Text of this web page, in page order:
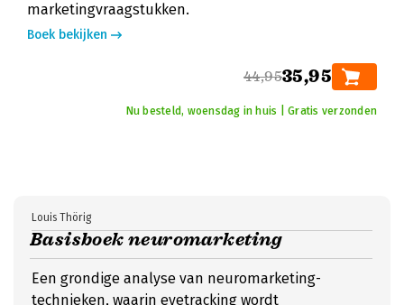
marketingvraagstukken.
Boek bekijken
44,9535,95
Nu besteld, woensdag in huis | Gratis verzonden
Basisboek neuromarketing
Louis Thörig
Een grondige analyse van neuromarketing-
technieken, waarin eyetracking wordt